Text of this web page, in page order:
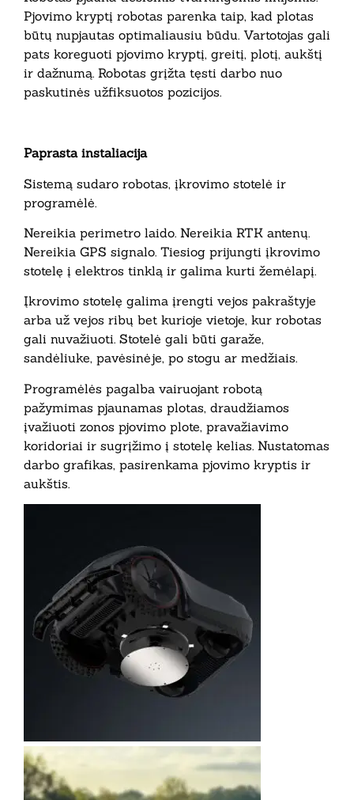
Pjovimo kryptį robotas parenka taip, kad plotas
būtų nupjautas optimaliausiu būdu. Vartotojas gali
pats koreguoti pjovimo kryptį, greitį, plotį, aukštį
ir dažnumą. Robotas grįžta tęsti darbo nuo
paskutinės užfiksuotos pozicijos.
Paprasta instaliacija
Sistemą sudaro robotas, įkrovimo stotelė ir
programėlė.
Nereikia perimetro laido. Nereikia RTK antenų.
Nereikia GPS signalo. Tiesiog prijungti įkrovimo
stotelę į elektros tinklą ir galima kurti žemėlapį.
Įkrovimo stotelę galima įrengti vejos pakraštyje
arba už vejos ribų bet kurioje vietoje, kur robotas
gali nuvažiuoti. Stotelė gali būti garaže,
sandėliuke, pavėsinėje, po stogu ar medžiais.
Programėlės pagalba vairuojant robotą
pažymimas pjaunamas plotas, draudžiamos
įvažiuoti zonos pjovimo plote, pravažiavimo
koridoriai ir sugrįžimo į stotelę kelias. Nustatomas
darbo grafikas, pasirenkama pjovimo kryptis ir
aukštis.